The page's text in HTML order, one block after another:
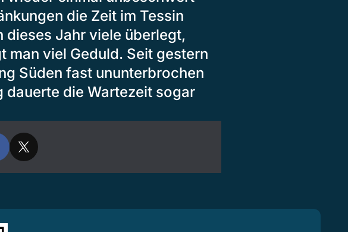
die Zeit im Tessin
dieses Jahr viele überlegt,
man viel Geduld. Seit gestern
Süden fast ununterbrochen
dauerte die Wartezeit sogar